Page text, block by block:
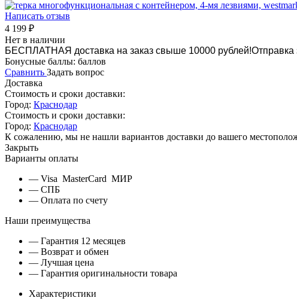
Написать отзыв
4 199 ₽
Нет в наличии
БЕСПЛАТНАЯ доставка на заказ свыше 10000 рублей!Отправка
Бонусные баллы: баллов
Сравнить Задать вопрос
Доставка
Стоимость и сроки доставки:
Город: Краснодар
Стоимость и сроки доставки:
Город: Краснодар
К сожалению, мы не нашли вариантов доставки до вашего
Закрыть
Варианты оплаты
— Visa MasterCard МИР
— СПБ
— Оплата по счету
Наши преимущества
— Гарантия 12 месяцев
— Возврат и обмен
— Лучшая цена
— Гарантия оригинальности товара
Характеристики